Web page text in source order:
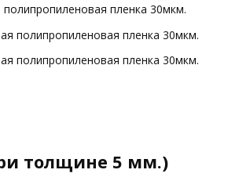
пленка 30мкм.
полипропиленовая пленка 30мкм.
полипропиленовая пленка 30мкм.
толщине 5 мм.)